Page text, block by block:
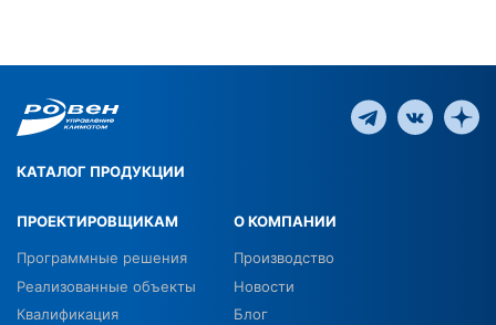
КАТАЛОГ ПРОДУКЦИИ
ПРОЕКТИРОВЩИКАМ
Программные решения
Реализованные объекты
Квалификация
О КОМПАНИИ
Производство
Новости
Блог